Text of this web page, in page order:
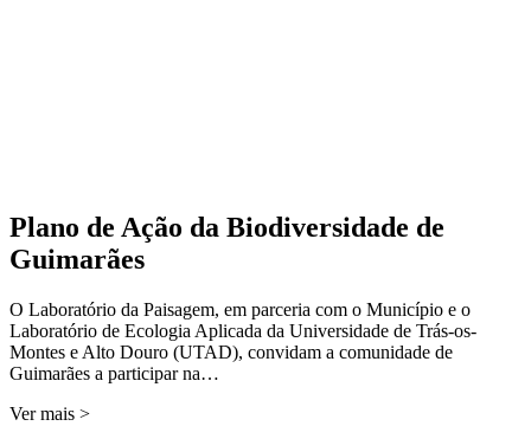
Plano de Ação da Biodiversidade de
Guimarães
O Laboratório da Paisagem, em parceria com o Município e o
Laboratório de Ecologia Aplicada da Universidade de Trás-os-
Montes e Alto Douro (UTAD), convidam a comunidade de
Guimarães a participar na…
Ver mais >